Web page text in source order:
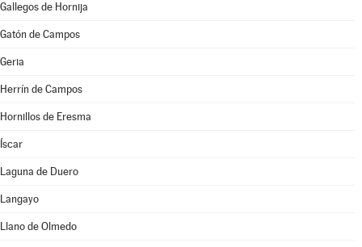
Gallegos de Hornija
Gatón de Campos
Geria
Herrín de Campos
Hornillos de Eresma
Íscar
Laguna de Duero
Langayo
Llano de Olmedo